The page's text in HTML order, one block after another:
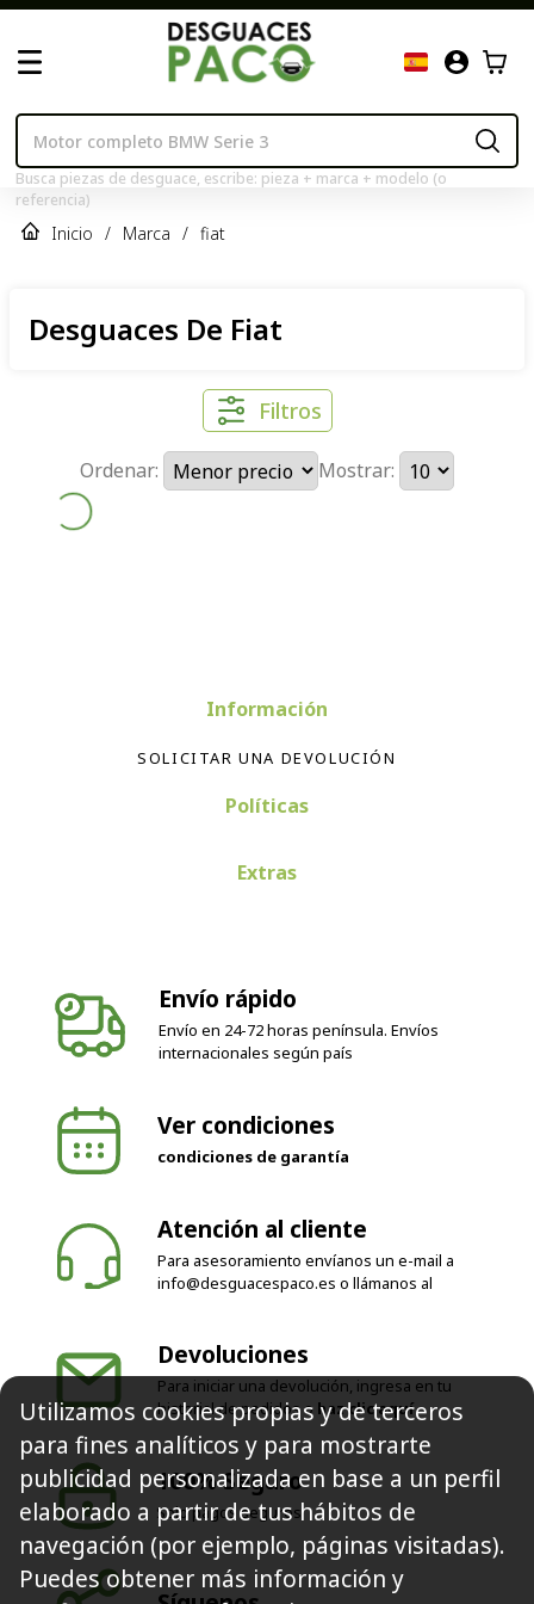
Busca piezas de desguace, escribe: pieza + marca + modelo (o
referencia)
Inicio / Marca / fiat
Desguaces De Fiat
Filtros
Ordenar: Mostrar:
Información
SOLICITAR UNA DEVOLUCIÓN
Políticas
Extras
Envío rápido
Envío en 24-72 horas península. Envíos
internacionales según país
Ver condiciones
condiciones de garantía
Atención al cliente
Para asesoramiento envíanos un e-mail a
info@desguacespaco.es o llámanos al
Devoluciones
Para iniciar una devolución, ingresa en tu
historial de pedidos o haz clic aquí
100% Seguro
Solo pagos seguros
Utilizamos cookies propias y de terceros
para fines analíticos y para mostrarte
publicidad personalizada en base a un perfil
elaborado a partir de tus hábitos de
navegación (por ejemplo, páginas visitadas).
Puedes obtener más información y